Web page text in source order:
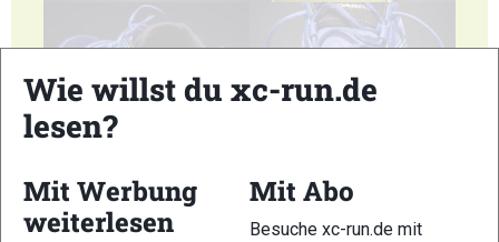
Wie willst du xc-run.de
lesen?
Mit Werbung
weiterlesen
Mit Abo
Besuche xc-run.de mit